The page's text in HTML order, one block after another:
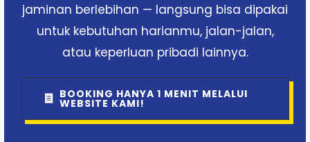
jaminan berlebihan — langsung bisa dipakai
untuk kebutuhan harianmu, jalan-jalan,
atau keperluan pribadi lainnya.
BOOKING HANYA 1 MENIT MELALUI
WEBSITE KAMI!